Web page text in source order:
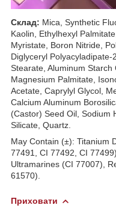
Склад: Mica, Synthetic
Kaolin, Ethylhexyl
Myristate, Boron Nitride,
Diglyceryl
Stearate, Aluminum Starch
Magnesium Palmitate,
Acetate, Caprylyl Glycol,
Calcium Aluminum
(Castor) Seed Oil, Sodium
Silicate, Quartz.
May Contain (±): Titanium
77491, CI 77492, CI
Ultramarines (CI 77007),
61570).
Приховати